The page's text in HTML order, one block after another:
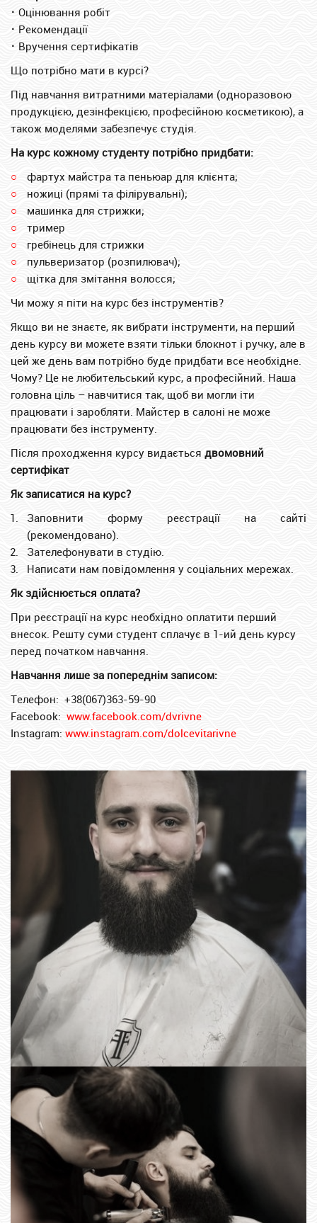
⠂ Оцінювання робіт
⠂ Рекомендації
⠂ Вручення сертифікатів
Що потрібно мати в курсі?
Під навчання витратними матеріалами (одноразовою
продукцією, дезінфекцією, професійною косметикою), а
також моделями забезпечує студія.
На курс кожному студенту потрібно придбати:
фартух майстра та пеньюар для клієнта;
ножиці (прямі та філірувальні);
машинка для стрижки;
тример
гребінець для стрижки
пульверизатор (розпилювач);
щітка для змітання волосся;
Чи можу я піти на курс без інструментів?
Якщо ви не знаєте, як вибрати інструменти, на перший
день курсу ви можете взяти тільки блокнот і ручку, але в
цей же день вам потрібно буде придбати все необхідне.
Чому? Це не любительський курс, а професійний. Наша
головна ціль – навчитися так, щоб ви могли іти
працювати і заробляти. Майстер в салоні не може
працювати без інструменту.
Після проходження курсу видається двомовний
сертифікат
Як записатися на курс?
Заповнити форму реєстрації на сайті
(рекомендовано).
Зателефонувати в студію.
Написати нам повідомлення у соціальних мережах.
Як здійснюється оплата?
При реєстрації на курс необхідно оплатити перший
внесок. Решту суми студент сплачує в 1-ий день курсу
перед початком навчання.
Навчання лише за попереднім записом:
Телефон: +38(067)363-59-90
Facebook: www.facebook.com/dvrivne
Instagram: www.instagram.com/dolcevitarivne